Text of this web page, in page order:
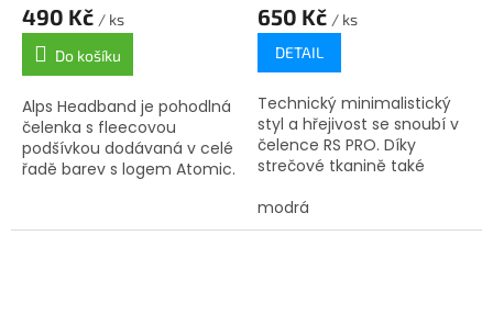
490 Kč / ks
Do košíku
Alps Headband je pohodlná
čelenka s fleecovou
podšívkou dodávaná v celé
řadě barev s logem Atomic.
650 Kč / ks
DETAIL
Technický minimalistický
styl a hřejivost se snoubí v
čelence RS PRO. Díky
strečové tkanině také
modrá